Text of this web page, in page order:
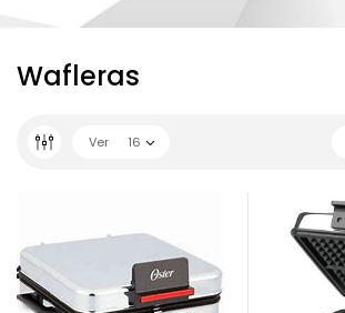
Wafleras
Ver 16